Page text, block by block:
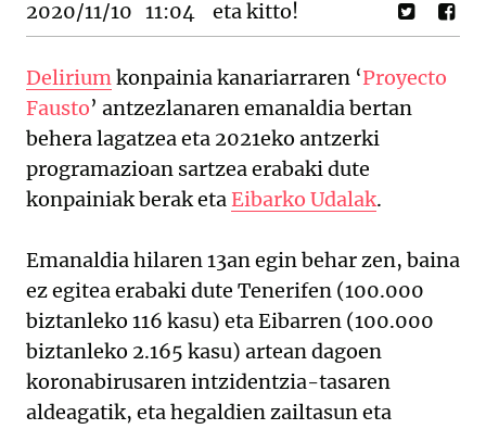
2020/11/10 11:04 eta kitto!
Deliriumkonpainia kanariarraren ‘Proyecto
Fausto’ antzezlanaren emanaldia bertan
behera lagatzea eta 2021eko antzerki
programazioan sartzea erabaki dute
konpainiak berak etaEibarko Udalak.
Emanaldia hilaren 13an egin behar zen, baina
ez egitea erabaki dute Tenerifen (100.000
biztanleko 116 kasu) eta Eibarren (100.000
biztanleko 2.165 kasu) artean dagoen
koronabirusaren intzidentzia-tasaren
aldeagatik, eta hegaldien zailtasun eta